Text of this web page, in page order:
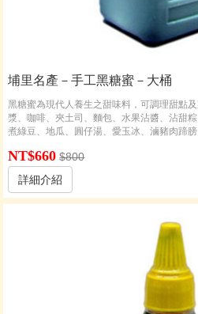
埔里名產－手工黑糖蜜－大桶
黑糖蜜為現代人養生之甜味料，可調理甜點
漿、咖啡、夾土司、麵包、水果沾醬、沾甜
煮綠豆、地瓜、圓仔湯、愛玉冰、滷豬肉蹄
NT$660 $800
詳細介紹